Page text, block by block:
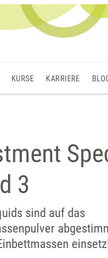
KURSE KARRIERE
3
sind auf das